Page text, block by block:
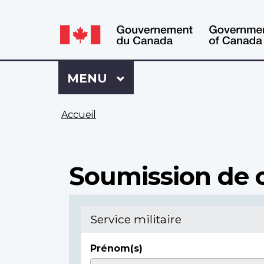
Language
switcher
Language
switcher
Se
connecter
à
Dossier
Menu
MENU PRINCIPAL
Accueil
Soumission de
Service militaire
Prénom(s)